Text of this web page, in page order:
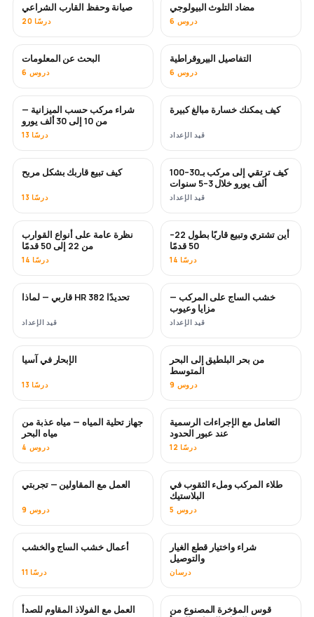
صيانة وحفظ القارب الشراعي
20 درسًا
قريبًا
مضاد التلوث البيولوجي
6 دروس
البحث عن المعلومات
6 دروس
التفاصيل البيروقراطية
6 دروس
قريبًا
شراء مركب حسب الميزانية —
من 10 إلى 30 ألف يورو
13 درسًا
قريبًا
كيف يمكنك خسارة مبالغ كبيرة
قيد الإعداد
جديد
كيف تبيع قاربك بشكل مربح
13 درسًا
جديد
كيف ترتقي إلى مركب بـ30–100
ألف يورو خلال 3–5 سنوات
قيد الإعداد
قريبًا
نظرة عامة على أنواع القوارب
من 22 إلى 50 قدمًا
14 درسًا
قريبًاأين تشتري وتبيع قاربًا بطول 22–
50 قدمًا
14 درسًا
قريبًا قاربي — لماذا HR 382 تحديدًا
قيد الإعداد
قريبًا
خشب الساج على المركب —
مزايا وعيوب
قيد الإعداد
قريبًا
الإبحار في آسيا
13 درسًا
قريبًا
من بحر البلطيق إلى البحر
المتوسط
9 دروس
قريبًا
جهاز تحلية المياه — مياه عذبة من
مياه البحر
4 دروس
التعامل مع الإجراءات الرسمية
عند عبور الحدود
12 درسًا
قريبًا
العمل مع المقاولين — تجربتي
9 دروس
قريبًا
طلاء المركب وملء الثقوب في
البلاستيك
5 دروس
أعمال خشب الساج والخشب
11 درسًا
قريبًا
شراء واختيار قطع الغيار
والتوصيل
درسان
قريبًا
العمل مع الفولاذ المقاوم للصدأ
قوس المؤخرة المصنوع من